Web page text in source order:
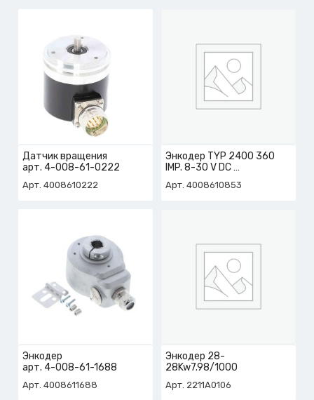
Датчик вращения
арт. 4-008-61-0222
Арт. 4008610222
Энкодер TYP 2400 360
IMP. 8-30 V DC
Арт. 4008610853
Энкодер
арт. 4-008-61-1688
Арт. 4008611688
Энкодер 28-
28Kw7.98/1000
Арт. 2211A0106